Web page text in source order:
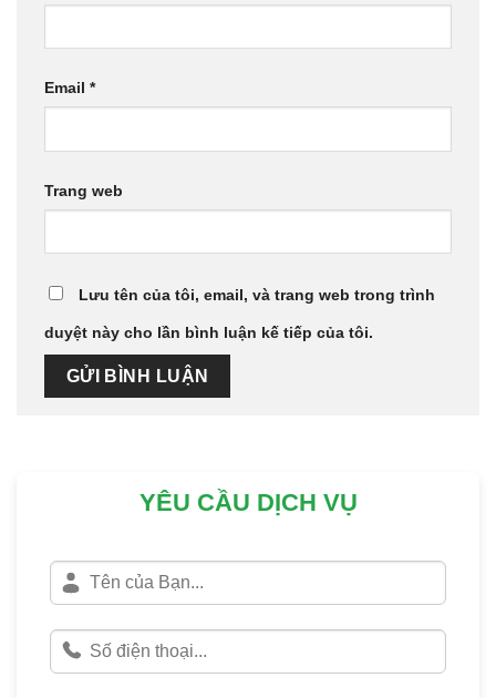
Email *
Trang web
Lưu tên của tôi, email, và trang web trong trình
duyệt này cho lần bình luận kế tiếp của tôi.
YÊU CẦU DỊCH VỤ